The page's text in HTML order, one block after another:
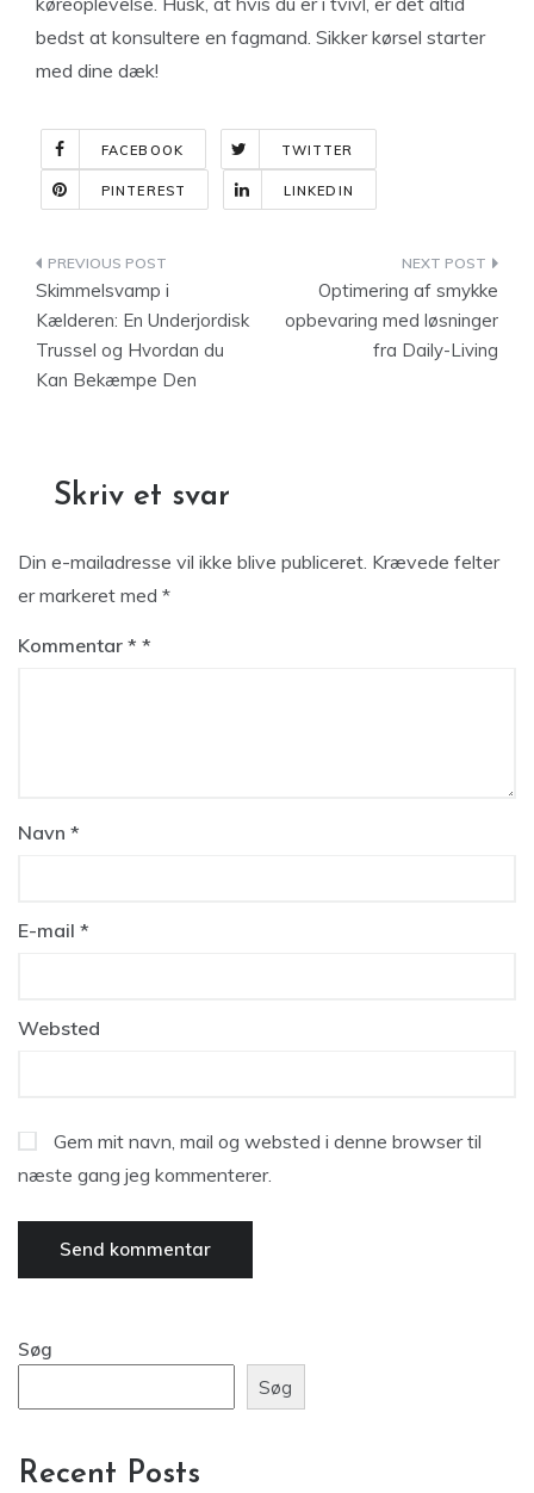
bedst at konsultere en fagmand. Sikker kørsel starter
med dine dæk!
FACEBOOK TWITTER
PINTEREST LINKEDIN
Indlægsnavigation
Skimmelsvamp i
Kælderen: En Underjordisk
Trussel og Hvordan du
Kan Bekæmpe Den
Optimering af smykke
opbevaring med løsninger
fra Daily-Living
Skriv et svar
Din e-mailadresse vil ikke blive publiceret. Krævede felter
er markeret med *
Kommentar *
Navn *
E-mail *
Websted
Gem mit navn, mail og websted i denne browser til
næste gang jeg kommenterer.
Søg
Søg
Recent Posts